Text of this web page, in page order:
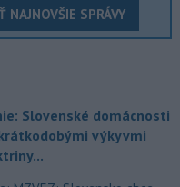
NAJNOVŠIE SPRÁVY
Slovenské domácnosti
výkyvmi